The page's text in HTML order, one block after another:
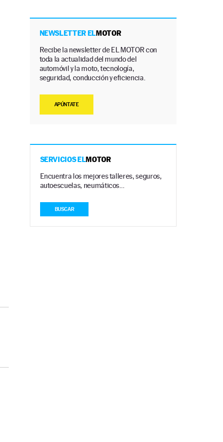
NEWSLETTER ELMOTOR
Recibe la newsletter de EL MOTOR con
toda la actualidad del mundo del
automóvil y la moto, tecnología,
seguridad, conducción y eficiencia.
APÚNTATE
SERVICIOS ELMOTOR
Encuentra los mejores talleres, seguros,
autoescuelas, neumáticos…
BUSCAR